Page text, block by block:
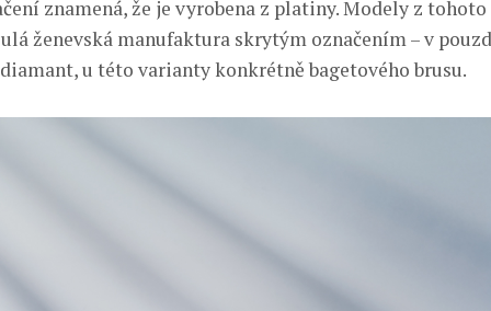
znamená, že je vyrobena z platiny. Modely z
ženevská manufaktura skrytým označením – v
u této varianty konkrétně bagetového brusu.